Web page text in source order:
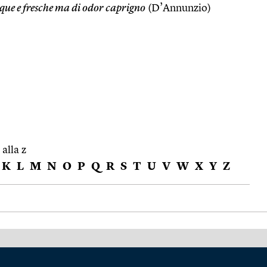
e fresche ma di odor caprigno (D’Annunzio)
z
K L M N O P Q R S T U V W X Y Z